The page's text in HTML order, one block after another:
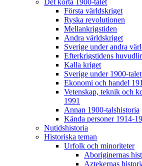
Första världskriget
Ryska revolutionen
Mellankrigstiden
Andra världskriget
Sverige under andra
Efterkrigstidens
Kalla kriget
Sverige under 1900-talet
Ekonomi och handel
Vetenskap, teknik och
1991
Annan 1900-talshistoria
Kända personer 1914-
Nutidshistoria
Historiska teman
Urfolk och minoriteter
Aboriginernas
Aztekernas